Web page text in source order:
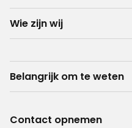
Wie zijn wij
Belangrijk om te weten
Contact opnemen